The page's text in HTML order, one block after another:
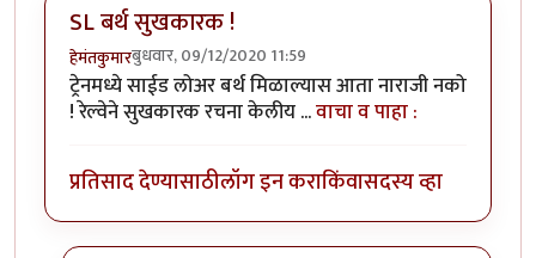
SL बर्थ सुखकारक !
हेमंतकुमारबुधवार, 09/12/2020 11:59
ट्रेनमध्ये साईड लोअर बर्थ मिळाल्यास आता नाराजी नको
! रेल्वेने सुखकारक रचना केलीय ...वाचा व पाहा :
प्रतिसाद देण्यासाठीलॉग इन कराकिंवासदस्य व्हा